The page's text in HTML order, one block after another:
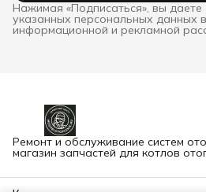
Нажимая «Подписаться», вы
указанных персональных данных
информационной и рекламной
Ремонт и обслуживание систем
магазин запчастей для котлов